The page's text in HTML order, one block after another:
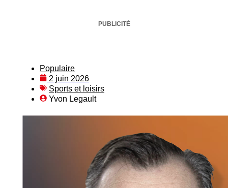
PUBLICITÉ
Populaire
2 juin 2026
Sports et loisirs
Yvon Legault